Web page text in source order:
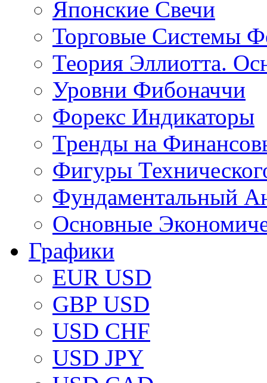
Японские Свечи
Торговые Системы
Теория Эллиотта.
Уровни Фибоначчи
Форекс Индикаторы
Тренды на
Фигуры
Фундаментальный
Основные
Графики
EUR USD
GBP USD
USD CHF
USD JPY